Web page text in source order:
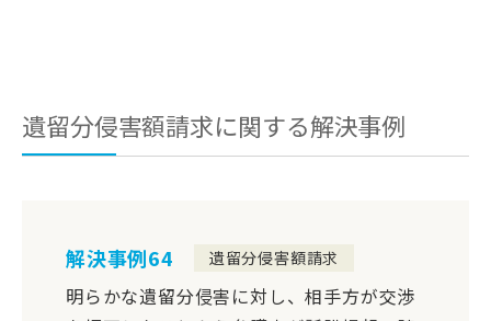
遺留分侵害額請求に関する解決事例
解決事例64 遺留分侵害額請求
明らかな遺留分侵害に対し、相手方が交渉